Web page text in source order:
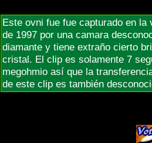
Este ovni fue fue capturado en
de 1997 por una camara
diamante y tiene extraño cierto
cristal. El clip es solamente 7
megohmio así que la
de este clip es también